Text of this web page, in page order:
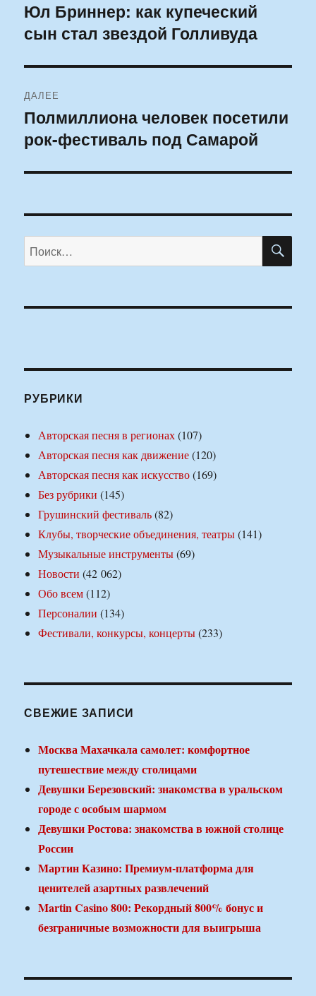
по
записям
Предыдущая
запись:
Юл Бриннер: как купеческий
сын стал звездой Голливуда
ДАЛЕЕ
Следующая
запись:
Полмиллиона человек посетили
рок-фестиваль под Самарой
Искать:
РУБРИКИ
Авторская песня в регионах(107)
Авторская песня как движение(120)
Авторская песня как искусство(169)
Без рубрики (145)
Грушинский фестиваль(82)
Клубы, творческие объединения, театры(141)
Музыкальные инструменты(69)
Новости (42 062)
Обо всем(112)
Персоналии (134)
Фестивали, конкурсы, концерты(233)
СВЕЖИЕ ЗАПИСИ
Москва Махачкала самолет: комфортное
путешествие между столицами
Девушки Березовский: знакомства в уральском
городе с особым шармом
Девушки Ростова: знакомства в южной столице
России
Мартин Казино: Премиум-платформа для
ценителей азартных развлечений
Martin Casino 800: Рекордный 800% бонус и
безграничные возможности для выигрыша